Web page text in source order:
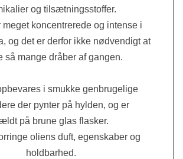
og tilsætningsstoffer.
meget koncentrerede og intense i
og det er derfor ikke nødvendigt at
så mange dråber af gangen.
i smukke genbrugelige
der pynter på hylden, og er
på brune glas flasker.
oliens duft, egenskaber og
holdbarhed.